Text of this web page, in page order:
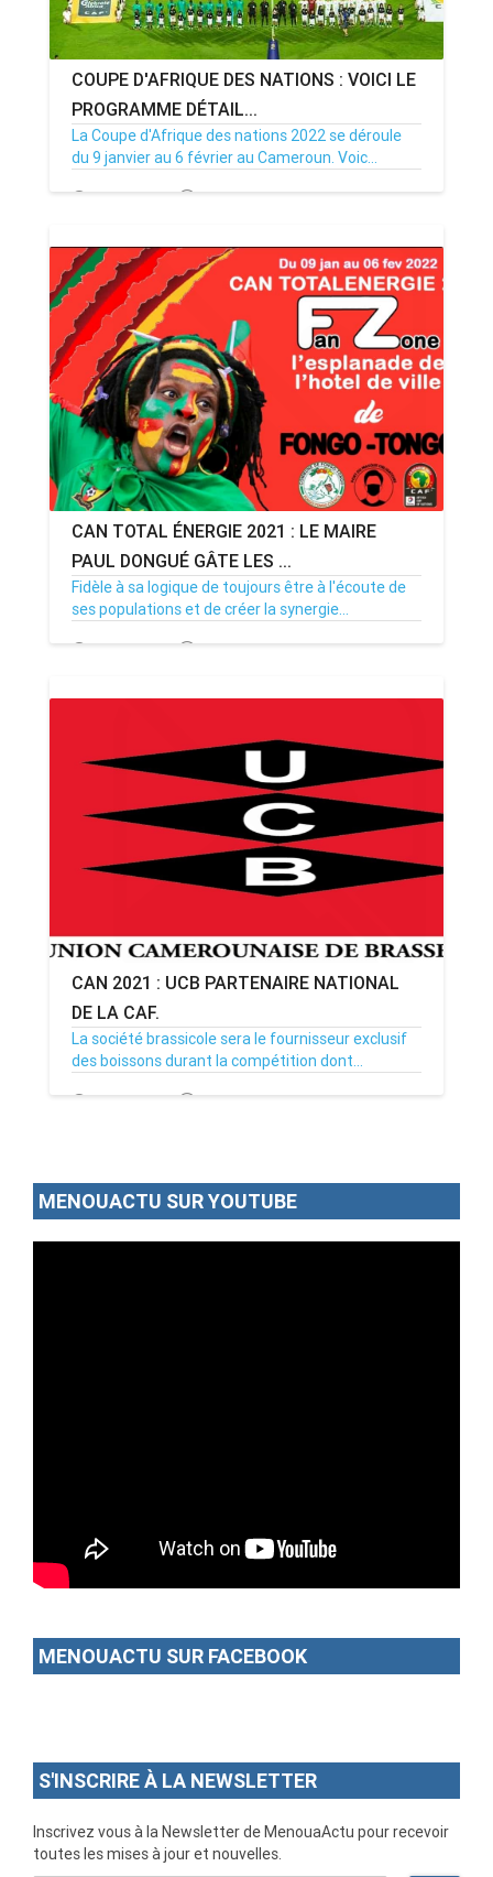
COUPE D'AFRIQUE DES NATIONS : VOICI LE
PROGRAMME DÉTAIL...
La Coupe d'Afrique des nations 2022 se déroule
du 9 janvier au 6 février au Cameroun. Voic...
03/01/22 Par MenouActu 0
CAN TOTAL ÉNERGIE 2021 : LE MAIRE
PAUL DONGUÉ GÂTE LES ...
Fidèle à sa logique de toujours être à l'écoute de
ses populations et de créer la synergie...
03/01/22 Par MenouActu 1
CAN 2021 : UCB PARTENAIRE NATIONAL
DE LA CAF.
La société brassicole sera le fournisseur exclusif
des boissons durant la compétition dont...
29/12/21 Par MenouActu 0
MENOUACTU SUR YOUTUBE
MENOUACTU SUR FACEBOOK
S'INSCRIRE À LA NEWSLETTER
Inscrivez vous à la Newsletter de MenouaActu pour recevoir
toutes les mises à jour et nouvelles.